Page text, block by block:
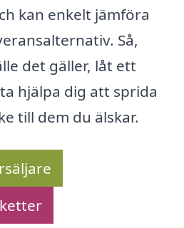
kan enkelt jämföra
Så,
det gäller, låt ett
hjälpa dig att sprida
till dem du älskar.